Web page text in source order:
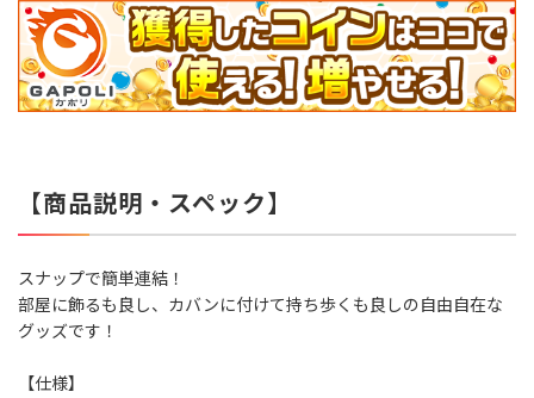
【商品説明・スペック】
スナップで簡単連結！
部屋に飾るも良し、カバンに付けて持ち歩くも良しの自由自在な
グッズです！
【仕様】